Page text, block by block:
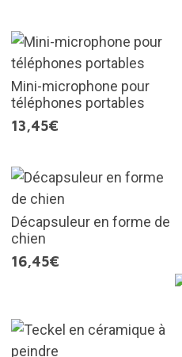
Mini-microphone pour
téléphones portables
13,45€
Décapsuleur en forme de
chien
16,45€